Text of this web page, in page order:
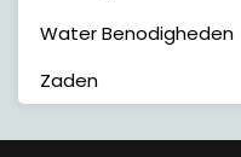
Water Benodigheden
Zaden